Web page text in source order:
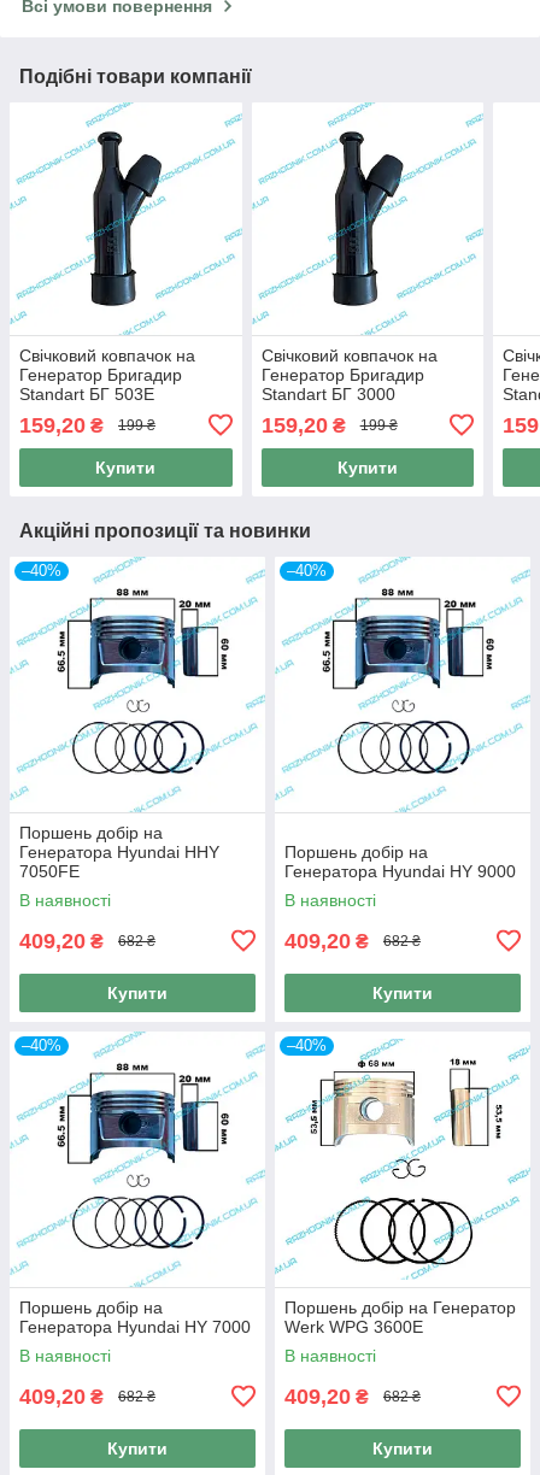
Всі умови повернення
Подібні товари компанії
Свічковий ковпачок на
Генератор Бригадир
Standart БГ 503E
159,20 ₴ 199 ₴
Купити
Свічковий ковпачок на
Генератор Бригадир
Standart БГ 3000
159,20₴ 199 ₴
Купити
Акційні пропозиції та новинки
–40%
Поршень добір на
Генератора Hyundai HHY
7050FE
В наявності
409,20 ₴ 682 ₴
Купити
–40%
Поршень добір на
Генератора Hyundai HY 9000
В наявності
409,20 ₴ 682 ₴
Купити
–40%
Поршень добір на
Генератора Hyundai HY 7000
В наявності
409,20 ₴ 682 ₴
Купити
–40%
Поршень добір на Генератор
Werk WPG 3600E
В наявності
409,20 ₴ 682 ₴
Купити